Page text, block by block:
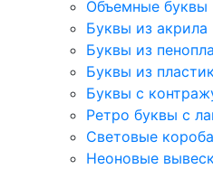
Объемные буквы
Буквы из акрила
Буквы из
Буквы из
Буквы с
Ретро буквы с
Световые короба
Неоновые